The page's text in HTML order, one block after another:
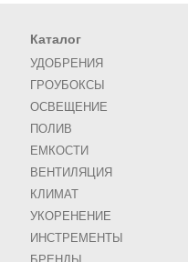
Каталог
УДОБРЕНИЯ
ГРОУБОКСЫ
ОСВЕЩЕНИЕ
ПОЛИВ
ЕМКОСТИ
ВЕНТИЛЯЦИЯ
КЛИМАТ
УКОРЕНЕНИЕ
ИНСТРЕМЕНТЫ